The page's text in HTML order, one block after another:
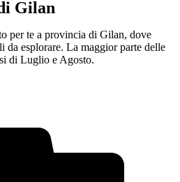
Gilan
per te a provincia di Gilan, dove
da esplorare. La maggior parte delle
di Luglio e Agosto.